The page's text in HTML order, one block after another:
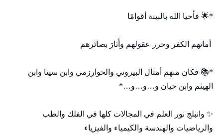
*🌟 فأحيا الله بالبينة أقوامًا
أماتهم الكفر وحرر عقولهم وأَنَارَ بصائرهم
*📚 فكان منهم أمثال البيروني والخوارزمي وابن سينا وابن
الهيثم وابن حيان و…و…و…*
✨ وانبلج نور العلم في المجالات كلها في الفلك والطب
والرياضيات والهندسة والكيمياء والفيزياء